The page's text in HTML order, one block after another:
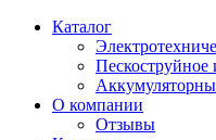
Каталог
Пескоструйное
О компании
Отзывы